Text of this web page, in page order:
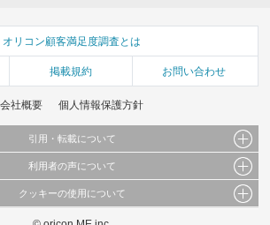
オリコン顧客満足度調査とは
掲載規約 お問い合わせ
会社概要 個人情報保護方針
引用・転載について
情報（文字、写真、イラスト、画像データ等）及びこれらの配
可なく無断転載・複製などの二次利用を行うことは固く禁じて
利用者の声について
容はすべてサービスの利用者が提出された見解・感想です。
クッキーの使用について